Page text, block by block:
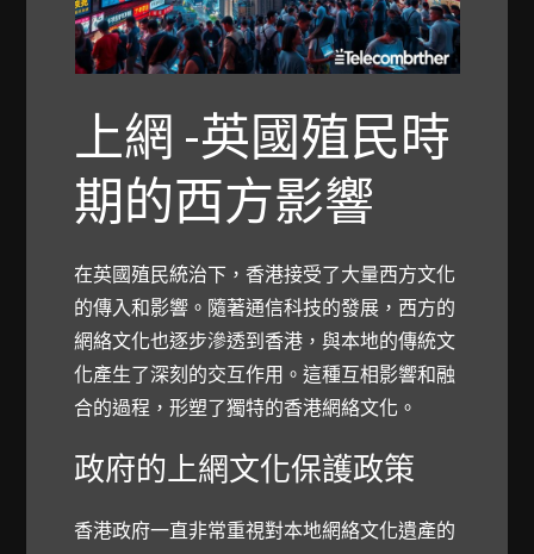
上網 -英國殖民時
期的西方影響
在英國殖民統治下，香港接受了大量西方文化
的傳入和影響。隨著通信科技的發展，西方的
網絡文化也逐步滲透到香港，與本地的傳統文
化產生了深刻的交互作用。這種互相影響和融
合的過程，形塑了獨特的香港網絡文化。
政府的上網文化保護政策
香港政府一直非常重視對本地網絡文化遺產的